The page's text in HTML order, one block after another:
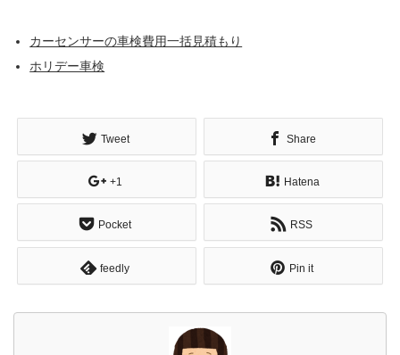
カーセンサーの車検費用一括見積もり
ホリデー車検
Tweet Share
+1 Hatena
Pocket RSS
feedly Pin it